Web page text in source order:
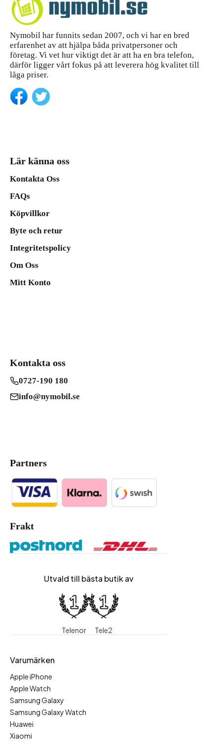
Nymobil har funnits sedan 2007, och vi har en bred
erfarenhet av att hjälpa båda privatpersoner och
företag. Vi vet hur viktigt det är att ha en bra telefon,
därför ligger vårt fokus på att leverera hög kvalitet till
låga priser.
Lär känna oss
Kontakta Oss
FAQs
Köpvillkor
Byte och retur
Integritetspolicy
Om Oss
Mitt Konto
Kontakta oss
0727-190 180
info@nymobil.se
Partners
Frakt
Utvald till bästa butik av
Telenor Tele2
Varumärken
Apple iPhone
Apple Watch
Samsung Galaxy
Samsung Galaxy Watch
Huawei
Xiaomi